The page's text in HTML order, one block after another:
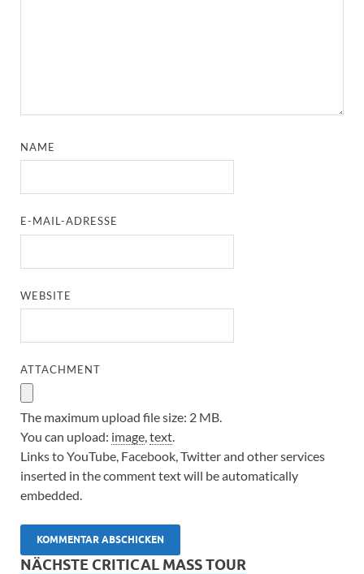
NAME
E-MAIL-ADRESSE
WEBSITE
ATTACHMENT
The maximum upload file size: 2 MB.
You can upload: image text
Links to YouTube, Facebook, Twitter and other services
inserted in the comment text will be automatically
embedded.
NÄCHSTE CRITICAL MASS TOUR